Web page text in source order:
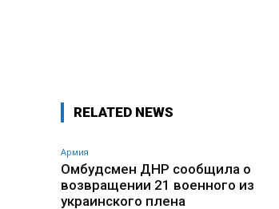
RELATED NEWS
Армия
Омбудсмен ДНР сообщила о
возвращении 21 военного из
украинского плена